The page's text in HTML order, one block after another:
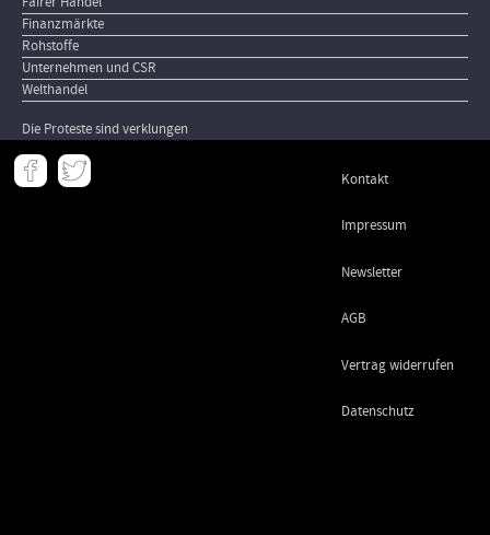
Finanzmärkte
Rohstoffe
Unternehmen und CSR
Welthandel
Die Proteste sind verklungen
Meta
- Kontakt
Impressum
Newsletter
AGB
Vertrag widerrufen
Datenschutz